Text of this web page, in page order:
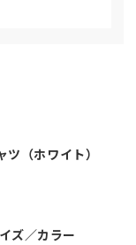
（ホワイト）
ズ／カラー